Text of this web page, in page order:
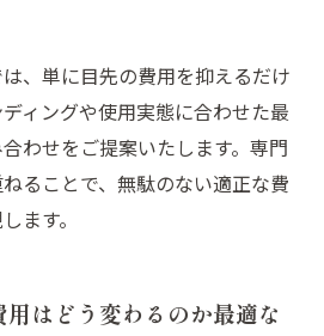
、単に目先の費用を抑えるだけ
ィングや使用実態に合わせた最
わせをご提案いたします。専門
ることで、無駄のない適正な費
ます。
はどう変わるのか最適な